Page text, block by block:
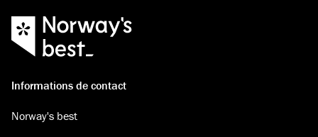
Informations de contact
Norway's best